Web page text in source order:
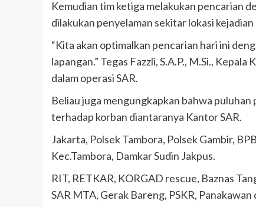
Kemudian tim ketiga melakukan pencarian
dilakukan penyelaman sekitar lokasi
“Kita akan optimalkan pencarian hari ini
lapangan.” Tegas Fazzli, S.A.P., M.Si.,
dalam operasi SAR.
Beliau juga mengungkapkan bahwa
terhadap korban diantaranya Kantor SAR.
Jakarta, Polsek Tambora, Polsek Gambir,
Kec.Tambora, Damkar Sudin Jakpus.
RIT, RETKAR, KORGAD rescue, Baznas
SAR MTA, Gerak Bareng, PSKR, Panakawan